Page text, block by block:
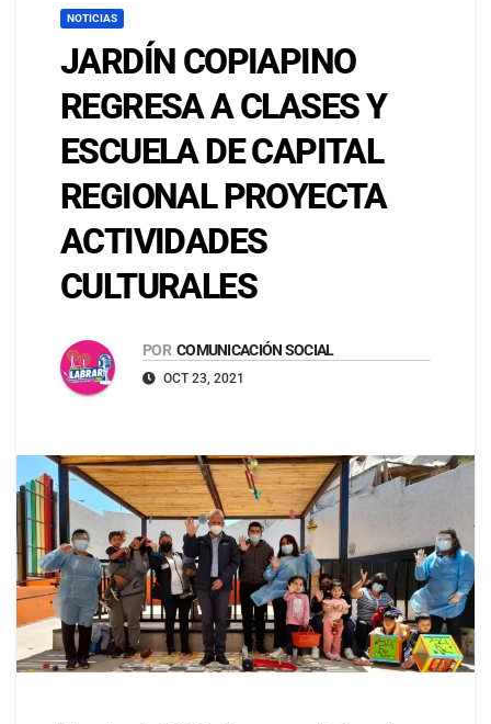
NOTICIAS
JARDÍN COPIAPINO
REGRESA A CLASES Y
ESCUELA DE CAPITAL
REGIONAL PROYECTA
ACTIVIDADES
CULTURALES
POR COMUNICACIÓN SOCIAL
OCT 23, 2021